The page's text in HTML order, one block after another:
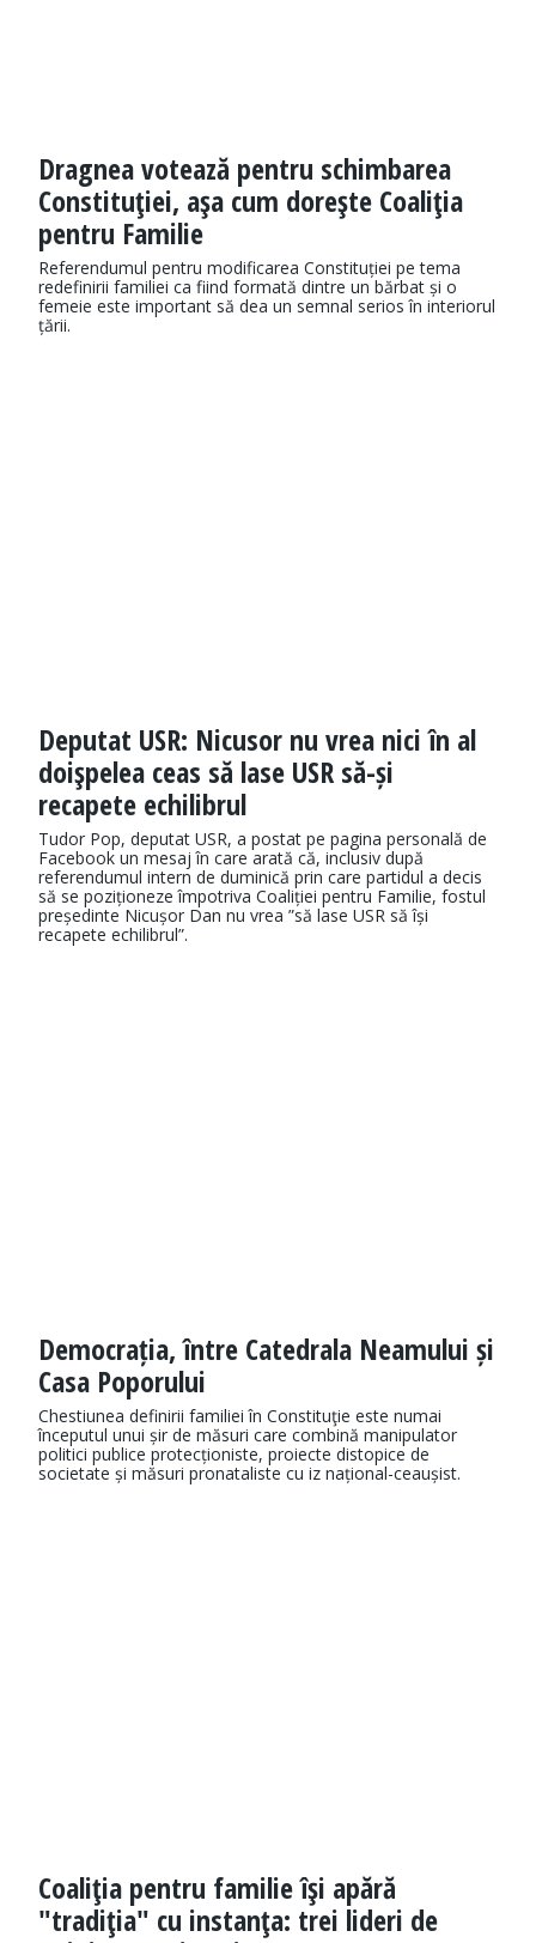
Dragnea votează pentru schimbarea
Constituţiei, aşa cum doreşte Coaliţia
pentru Familie
Referendumul pentru modificarea Constituției pe tema
redefinirii familiei ca fiind formată dintre un bărbat și o
femeie este important să dea un semnal serios în interiorul
țării.
Deputat USR: Nicusor nu vrea nici în al
doişpelea ceas să lase USR să-și
recapete echilibrul
Tudor Pop, deputat USR, a postat pe pagina personală de
Facebook un mesaj în care arată că, inclusiv după
referendumul intern de duminică prin care partidul a decis
să se poziționeze împotriva Coaliției pentru Familie, fostul
președinte Nicușor Dan nu vrea ”să lase USR să își
recapete echilibrul”.
Democrația, între Catedrala Neamului și
Casa Poporului
Chestiunea definirii familiei în Constituţie este numai
începutul unui șir de măsuri care combină manipulator
politici publice protecționiste, proiecte distopice de
societate și măsuri pronataliste cu iz național-ceaușist.
Coaliţia pentru familie îşi apără
"tradiţia" cu instanţa: trei lideri de